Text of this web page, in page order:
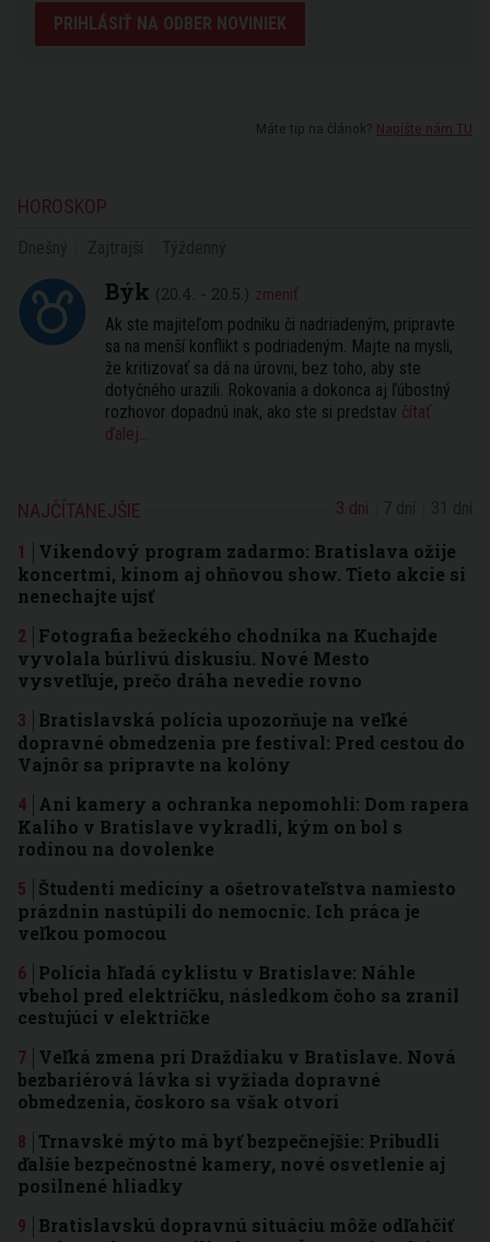
PRIHLÁSIŤ NA ODBER NOVINIEK
Máte tip na článok? Napíšte nám TU
HOROSKOP
Býk (20.4. - 20.5.) zmeniť
Ak ste majiteľom podniku či nadriadeným, pripravte
sa na menší konflikt s podriadeným. Majte na mysli,
že kritizovať sa dá na úrovni, bez toho, aby ste
dotyčného urazili. Rokovania a dokonca aj ľúbostný
rozhovor dopadnú inak, ako ste si predstav čítať
ďalej...
NAJČÍTANEJŠIE 3 dni
Víkendový program zadarmo: Bratislava ožije
koncertmi, kinom aj ohňovou show. Tieto akcie si
nenechajte ujsť
Fotografia bežeckého chodníka na Kuchajde
vyvolala búrlivú diskusiu. Nové Mesto
vysvetľuje, prečo dráha nevedie rovno
Bratislavská polícia upozorňuje na veľké
dopravné obmedzenia pre festival: Pred cestou do
Vajnôr sa pripravte na kolóny
Ani kamery a ochranka nepomohli: Dom rapera
Kaliho v Bratislave vykradli, kým on bol s
rodinou na dovolenke
Študenti medicíny a ošetrovateľstva namiesto
prázdnin nastúpili do nemocníc. Ich práca je
veľkou pomocou
Polícia hľadá cyklistu v Bratislave: Náhle
vbehol pred električku, následkom čoho sa zranil
cestujúci v električke
Veľká zmena pri Draždiaku v Bratislave. Nová
bezbariérová lávka si vyžiada dopravné
obmedzenia, čoskoro sa však otvorí
Trnavské mýto má byť bezpečnejšie: Pribudli
ďalšie bezpečnostné kamery, nové osvetlenie aj
posilnené hliadky
Bratislavskú dopravnú situáciu môže odľahčiť